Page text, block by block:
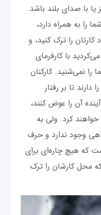
یا با صدای بلند باشد.
را به همراه دارد،
را ترک کنید، و
با کارفرمای
نمی‌شنید. کارکنان
تا بر رفتار
آن را عوض کنند،
کرد. ولی به
وجود ندارد و حرف
که هیچ چاره‌ای برای
محل کارشان را ترک